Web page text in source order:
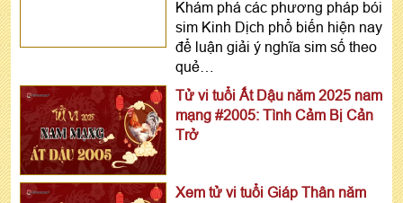
Khám phá các phương pháp bói
sim Kinh Dịch phổ biến hiện nay
để luận giải ý nghĩa sim số theo
quẻ…
Tử vi tuổi Ất Dậu năm 2025 nam
mạng #2005: Tình Cảm Bị Cản
Trở
Xem tử vi tuổi Giáp Thân năm